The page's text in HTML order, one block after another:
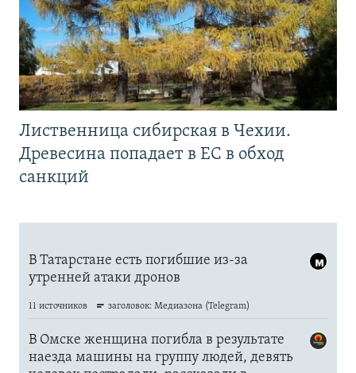
Лиственница сибирская в Чехии.
Древесина попадает в ЕС в обход
санкций